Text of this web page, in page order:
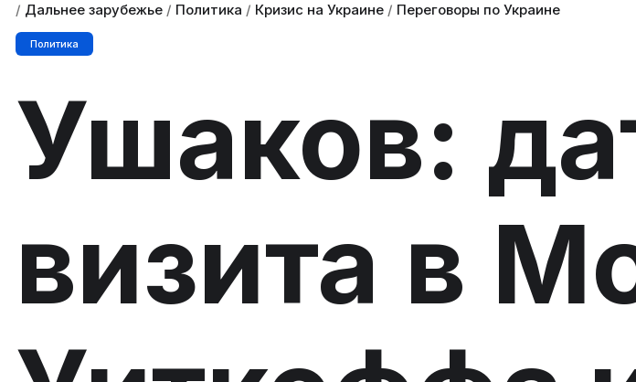
/ Дальнее зарубежье / Политика / Кризис на Украине / Переговоры по Украине
Политика
Ушаков:
визита в